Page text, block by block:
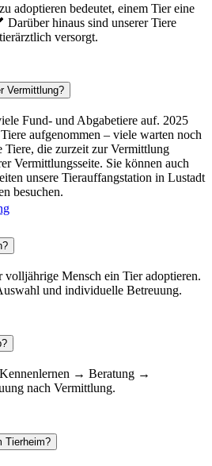
adoptieren bedeutet, einem Tier eine
Darüber hinaus sind unserer Tiere
versorgt.
Vermittlung?
Fund- und Abgabetiere auf. 2025
aufgenommen – viele warten noch
Tiere, die zurzeit zur Vermittlung
Vermittlungsseite. Sie können auch
unsere Tierauffangstation in Lustadt
besuchen.
volljährige Mensch ein Tier adoptieren.
und individuelle Betreuung.
→ Beratung →
nach Vermittlung.
Tierheim?